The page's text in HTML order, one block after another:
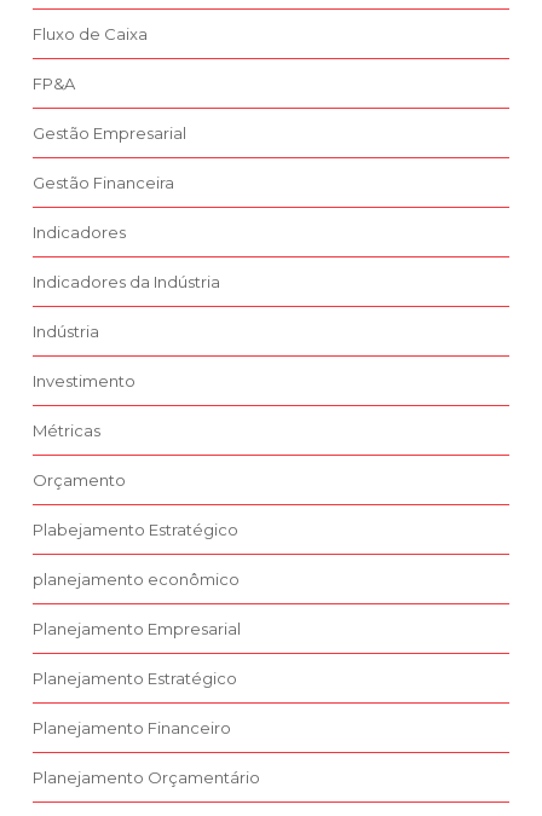
Fluxo de Caixa
FP&A
Gestão Empresarial
Gestão Financeira
Indicadores
Indicadores da Indústria
Indústria
Investimento
Métricas
Orçamento
Plabejamento Estratégico
planejamento econômico
Planejamento Empresarial
Planejamento Estratégico
Planejamento Financeiro
Planejamento Orçamentário